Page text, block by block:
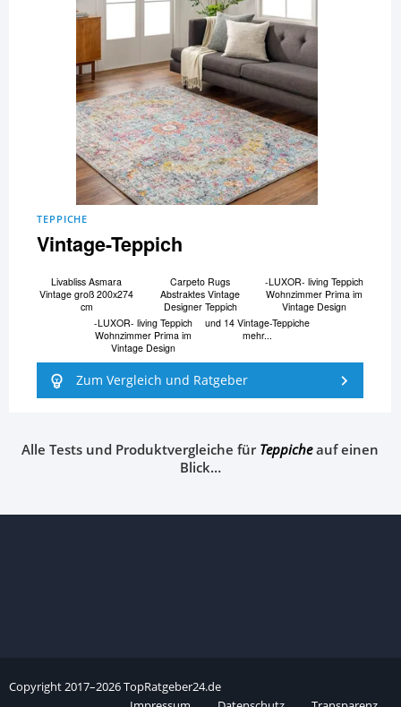
TEPPICHE
Vintage-Teppich
Livabliss Asmara
Vintage groß 200x274
cm
Carpeto Rugs
Abstraktes Vintage
Designer Teppich
-LUXOR- living Teppich
Wohnzimmer Prima im
Vintage Design
-LUXOR- living Teppich
Wohnzimmer Prima im
Vintage Design
und 14 Vintage-Teppiche
mehr...
Zum Vergleich und Ratgeber
Alle Tests und Produktvergleiche fürTeppicheauf einen
Blick…
Copyright2017–2026TopRatgeber24.de